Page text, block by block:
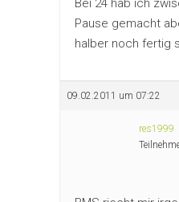
Bei 24 hab ich
Pause gemacht
halber noch fertig
09.02.2011 um 07:22
res1999